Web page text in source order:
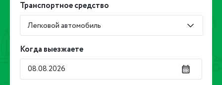
Транспортное средство
Легковой автомобиль
Когда выезжаете